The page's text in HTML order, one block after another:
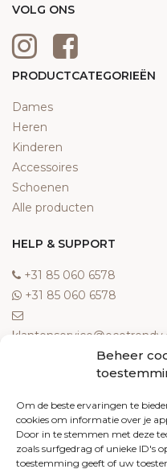
Beheer
Om de beste ervaringen te
cookies om informatie over je
Door in te stemmen met deze
zoals surfgedrag of unieke ID's
toestemming geeft of uw
VOLG ONS
PRODUCTCATEGORIEËN
Dames
Heren
Kinderen
Accessoires
Schoenen
Alle producten
HELP & SUPPORT
‎+31 85 060 6578
‎+31 85 060 6578
Meest gestelde vragen
Contact
Algemene voorwaarden
Retourneren